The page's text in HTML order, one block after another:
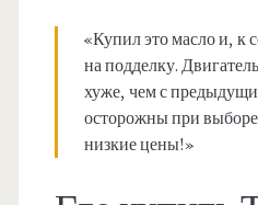
«Купил это масло и, к
на подделку.
хуже, чем с
осторожны при
низкие цены!»